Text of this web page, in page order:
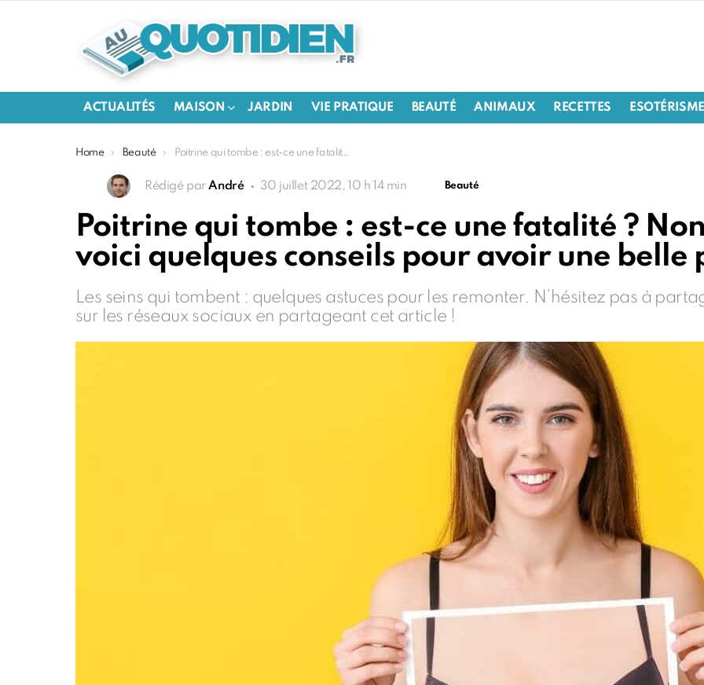
ACTUALITÉS MAISON JARDIN VIE PRATIQUE BEAUTÉ ANIMAUX RECETTES ESOTÉRISME
You are here:
Home Beauté Poitrine qui tombe : est-ce une fatalité ? Non ! Rassurez-vous : voici quelques conseils pour avoir une belle poitrine rebondie !
Rédigé par André 30 juillet 2022, 10 h 14 min Beauté
Poitrine qui tombe : est-ce une fatalité ?
voici quelques conseils pour avoir une
Les seins qui tombent : quelques astuces pour les remonter. N’hésitez pas à
sur les réseaux sociaux en partageant cet article !